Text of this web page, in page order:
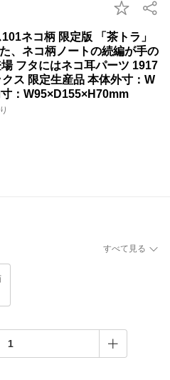
ネコ柄 限定版 「茶トラ」
、ネコ柄ノートの続編が手の
フタにはネコ耳パーツ 1917
ス 限定生産品 本体外寸：W
：W95×D155×H70mm
すべて見る